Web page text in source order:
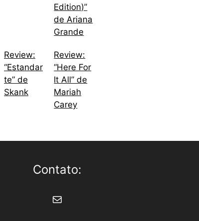
Edition)”
de Ariana
Grande
Review:
“Estandar
te” de
Skank
Review:
“Here For
It All” de
Mariah
Carey
Contato:
E-mail